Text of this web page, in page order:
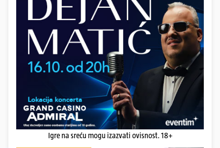
Igre na sreću mogu izazvati ovisnost. 18+